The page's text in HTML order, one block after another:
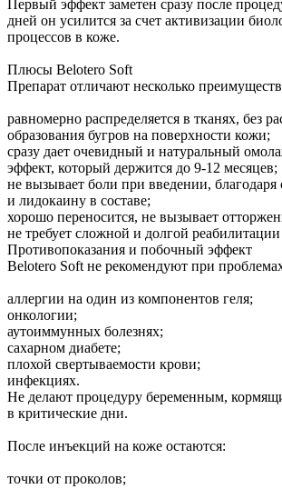
Первый эффект заметен сразу после
дней он усилится за счет активизации
процессов в коже.
Плюсы Belotero Soft
Препарат отличают несколько
равномерно распределяется в тканях, без
образования бугров на поверхности кожи;
сразу дает очевидный и натуральный
эффект, который держится до 9-12 месяцев;
не вызывает боли при введении, благодаря
и лидокаину в составе;
хорошо переносится, не вызывает
не требует сложной и долгой
Противопоказания и побочный эффект
Belotero Soft не рекомендуют при
аллергии на один из компонентов геля;
онкологии;
аутоиммунных болезнях;
сахарном диабете;
плохой свертываемости крови;
инфекциях.
Не делают процедуру беременным,
в критические дни.
После инъекций на коже остаются:
точки от проколов;